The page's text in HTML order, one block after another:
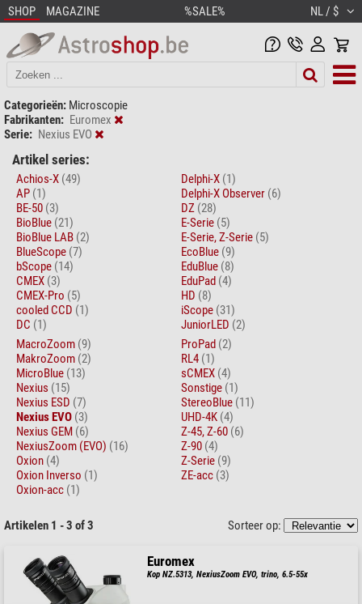
SHOP MAGAZINE %SALE% NL / $
Categorieën: Microscopie
Fabrikanten: Euromex
Serie: Nexius EVO
Artikel series:
Achios-X (49)
AP (1)
BE-50 (3)
BioBlue (21)
BioBlue LAB (2)
BlueScope (7)
bScope (14)
CMEX (3)
CMEX-Pro (5)
cooled CCD (1)
DC (1)
Delphi-X (1)
Delphi-X Observer (6)
DZ (28)
E-Serie (5)
E-Serie, Z-Serie (5)
EcoBlue (9)
EduBlue (8)
EduPad (4)
HD (8)
iScope (31)
JuniorLED (2)
MacroZoom (9)
MakroZoom (2)
MicroBlue (13)
Nexius (15)
Nexius ESD (7)
Nexius EVO (3)
Nexius GEM (6)
NexiusZoom (EVO) (16)
Oxion (4)
Oxion Inverso (1)
Oxion-acc (1)
ProPad (2)
RL4 (1)
sCMEX (4)
Sonstige (1)
StereoBlue (11)
UHD-4K (4)
Z-45, Z-60 (6)
Z-90 (4)
Z-Serie (9)
ZE-acc (3)
Artikelen 1 - 3 of 3 Sorteer op:
Euromex
Kop NZ.5313, NexiusZoom EVO, trino, 6.5-55x